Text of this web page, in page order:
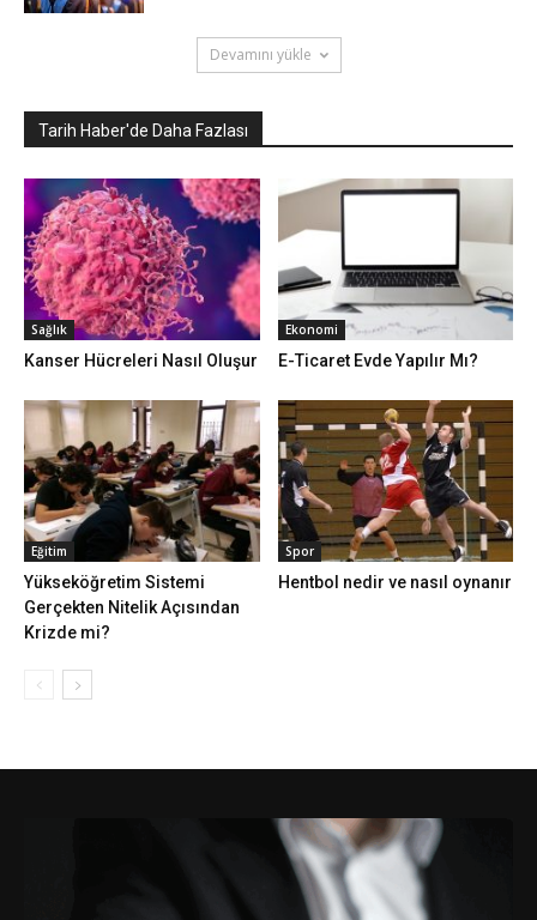
Devamını yükle
Tarih Haber'de Daha Fazlası
Sağlık
Kanser Hücreleri Nasıl Oluşur
Ekonomi
E-Ticaret Evde Yapılır Mı?
Eğitim
Yükseköğretim Sistemi
Gerçekten Nitelik Açısından
Krizde mi?
Spor
Hentbol nedir ve nasıl oynanır